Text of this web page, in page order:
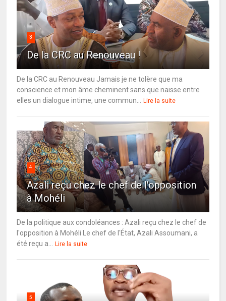
3
De la CRC au Renouveau !
De la CRC au Renouveau Jamais je ne tolère que ma
conscience et mon âme cheminent sans que naisse entre
elles un dialogue intime, une commun...
Lire la suite
4
Azali reçu chez le chef de l'opposition
à Mohéli
De la politique aux condoléances : Azali reçu chez le chef de
l'opposition à Mohéli Le chef de l'État, Azali Assoumani, a
été reçu a...
Lire la suite
5